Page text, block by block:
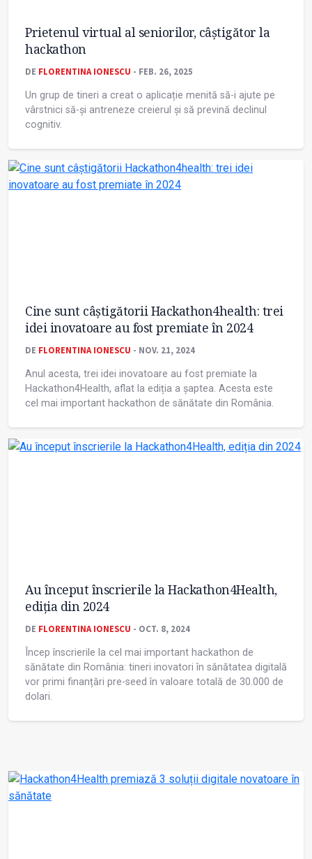
Prietenul virtual al seniorilor, câștigător la
hackathon
DE FLORENTINA IONESCU - FEB. 26, 2025
Un grup de tineri a creat o aplicație menită să-i ajute pe
vârstnici să-și antreneze creierul și să prevină declinul
cognitiv.
Cine sunt câștigătorii Hackathon4health: trei
idei inovatoare au fost premiate în 2024
DE FLORENTINA IONESCU - NOV. 21, 2024
Anul acesta, trei idei inovatoare au fost premiate la
Hackathon4Health, aflat la ediția a șaptea. Acesta este
cel mai important hackathon de sănătate din România.
Au început înscrierile la Hackathon4Health,
ediția din 2024
DE FLORENTINA IONESCU - OCT. 8, 2024
Încep înscrierile la cel mai important hackathon de
sănătate din România: tineri inovatori în sănătatea digitală
vor primi finanțări pre-seed în valoare totală de 30.000 de
dolari.